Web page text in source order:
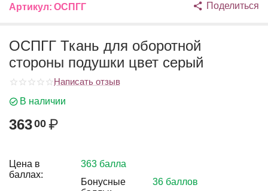
Артикул: ОСПГГ Поделиться
ОСПГГ Ткань для оборотной
стороны подушки цвет серый
Написать отзыв
В наличии
36300 ₽
Цена в
баллах:
363 балла
Бонусные
36 баллов